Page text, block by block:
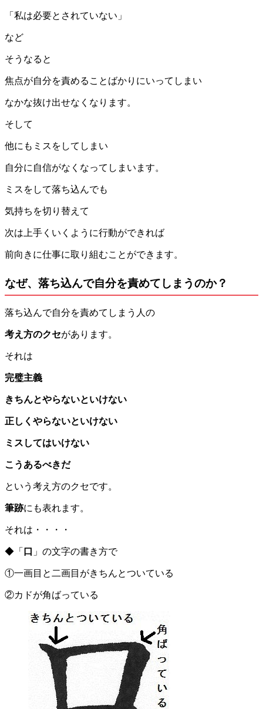
「私は必要とされていない」
など
そうなると
焦点が自分を責めることばかりにいってしまい
なかな抜け出せなくなります。
そして
他にもミスをしてしまい
自分に自信がなくなってしまいます。
ミスをして落ち込んでも
気持ちを切り替えて
次は上手くいくように行動ができれば
前向きに仕事に取り組むことができます。
なぜ、落ち込んで自分を責めてしまうのか？
落ち込んで自分を責めてしまう人の
考え方のクセがあります。
それは
完璧主義
きちんとやらないといけない
正しくやらないといけない
ミスしてはいけない
こうあるべきだ
という考え方のクセです。
筆跡にも表れます。
それは・・・・
◆「 口 」の文字の書き方で
①一画目と二画目がきちんとついている
②カドが角ばっている